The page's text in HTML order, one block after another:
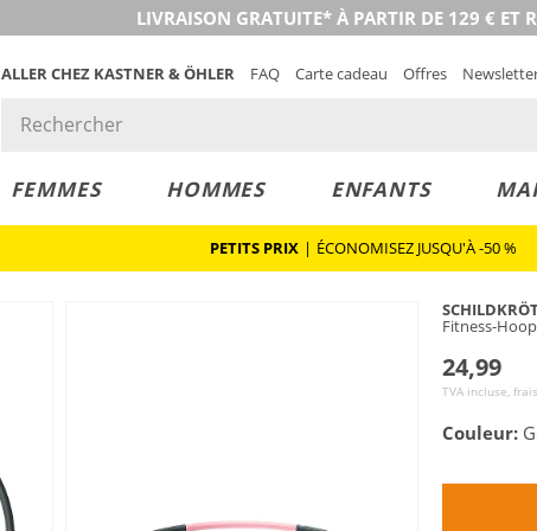
LIVRAISON GRATUITE* À PARTIR DE 129 € ET
ALLER CHEZ KASTNER & ÖHLER FAQ Carte cadeau Offres
FEMMES HOMMES ENFANTS
PETITS PRIX | ÉCONOMISEZ JUSQU'À -50 %
Fitness-
24,99
TVA incluse,
Couleur: